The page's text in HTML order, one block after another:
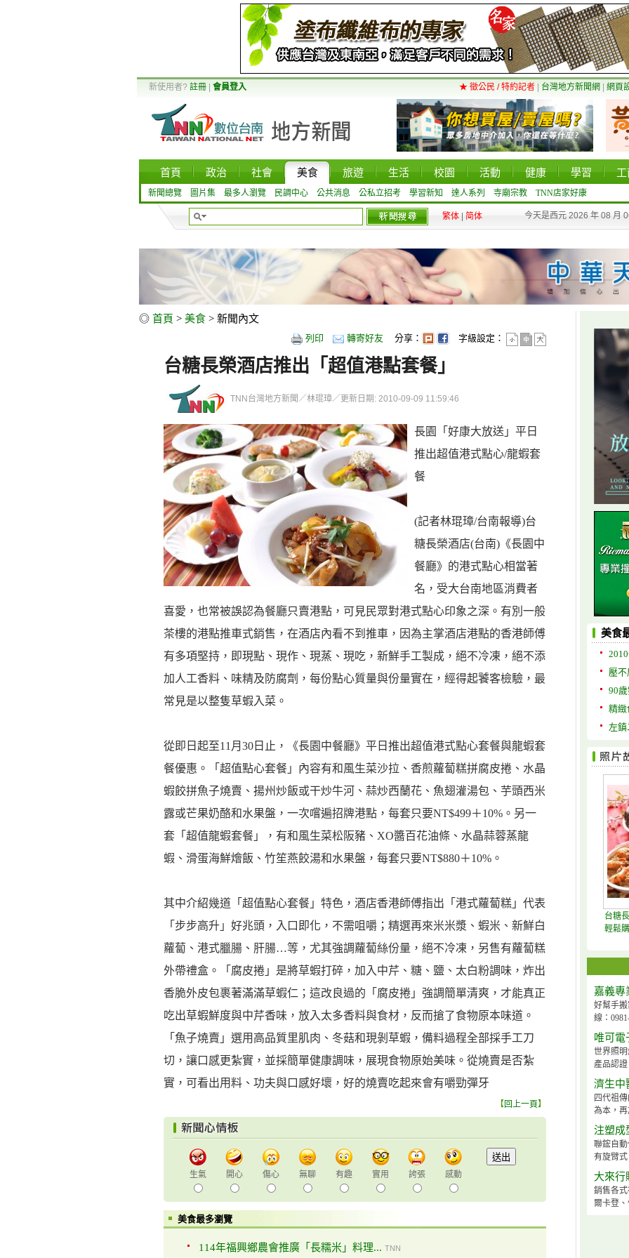
新使用者? 註冊 會員登入 ★ 徵公民 / 特約記者 台灣地方新聞網 網頁
首頁 政治 社會 美食 旅遊 生活 校園 活動 健康 學習 工
新聞總覽 圖片集 最多人瀏覽 民調中心 公共消息 公私立招考 學習新知 達人系列 寺廟宗教 TNN店家好康
繁体 简体 今天是西元 2026 年 08 月
◎ 首頁 > 美食 > 新聞內文
列印 轉寄好友 分享： 字級設定：
台糖長榮酒店推出「超值港點套餐」
TNN台灣地方新聞／林琨璋／更新日期: 2010-09-09 11:59:46
長園「好康大放送」平日
推出超值港式點心/龍蝦套
餐
(記者林琨璋/台南報導)台
糖長榮酒店(台南)《長園中
餐廳》的港式點心相當著
名，受大台南地區消費者
喜愛，也常被誤認為餐廳只賣港點，可見民眾對港式點心印象之深。有別一般
茶樓的港點推車式銷售，在酒店內看不到推車，因為主掌酒店港點的香港師傅
有多項堅持，即現點、現作、現蒸、現吃，新鮮手工製成，絕不冷凍，絕不添
加人工香料、味精及防腐劑，每份點心質量與份量實在，經得起饕客檢驗，最
常見是以整隻草蝦入菜。
從即日起至11月30日止，《長園中餐廳》平日推出超值港式點心套餐與龍蝦套
餐優惠。「超值點心套餐」內容有和風生菜沙拉、香煎蘿蔔糕拼腐皮捲、水晶
蝦餃拼魚子燒賣、揚州炒飯或干炒牛河、蒜炒西蘭花、魚翅灌湯包、芋頭西米
露或芒果奶酪和水果盤，一次嚐遍招牌港點，每套只要NT$499＋10%。另一
套「超值龍蝦套餐」，有和風生菜松阪豬、XO醬百花油條、水晶蒜蓉蒸龍
蝦、滑蛋海鮮燴飯、竹笙燕餃湯和水果盤，每套只要NT$880＋10%。
其中介紹幾道「超值點心套餐」特色，酒店香港師傅指出「港式蘿蔔糕」代表
「步步高升」好兆頭，入口即化，不需咀嚼；精選再來米米漿、蝦米、新鮮白
蘿蔔、港式臘腸、肝腸…等，尤其強調蘿蔔絲份量，絕不冷凍，另售有蘿蔔糕
外帶禮盒。「腐皮捲」是將草蝦打碎，加入中芹、糖、鹽、太白粉調味，炸出
香脆外皮包裹著滿滿草蝦仁；這改良過的「腐皮捲」強調簡單清爽，才能真正
吃出草蝦鮮度與中芹香味，放入太多香料與食材，反而搶了食物原本味道。
「魚子燒賣」選用高品質里肌肉、冬菇和現剝草蝦，備料過程全部採手工刀
切，讓口感更紮實，並採簡單健康調味，展現食物原始美味。從燒賣是否紮
實，可看出用料、功夫與口感好壞，好的燒賣吃起來會有嚼勁彈牙
【回上一頁】
生氣 開心 傷心 無聊 有趣 實用 誇張 感動
美食最多瀏覽
114年福興鄉農會推廣「長糯米」料理... TNN
美食
壓
90
精緻
左鎮
台糖
輕鬆購
嘉義專
好幫手
線：
唯可電
世界照
產品認
濟生中
四代祖
為本，
注塑成
聯鋐自
有旋臂
大來行
銷售各
爾卡登